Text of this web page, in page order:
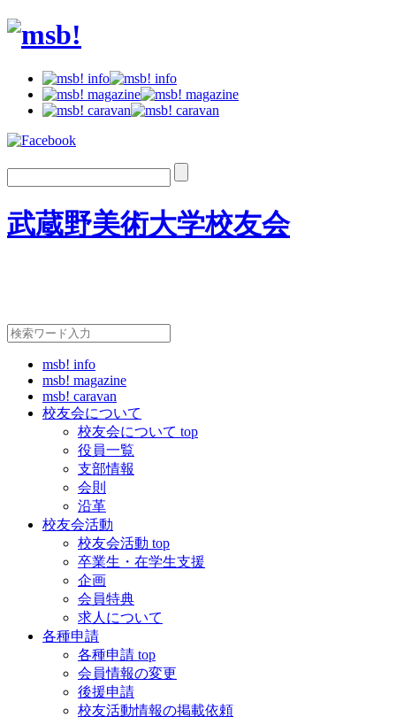
武蔵野美術大学校友会
msb! info
msb! magazine
msb! caravan
校友会について
校友会について top
役員一覧
支部情報
会則
沿革
校友会活動
校友会活動 top
卒業生・在学生支援
企画
会員特典
求人について
各種申請
各種申請 top
会員情報の変更
後援申請
校友活動情報の掲載依頼